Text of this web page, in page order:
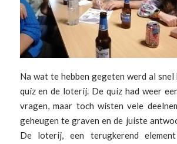
Na wat te hebben gegeten werd al snel
quiz en de loterij. De quiz had weer
vragen, maar toch wisten vele
geheugen te graven en de juiste
De loterij, een terugkerend